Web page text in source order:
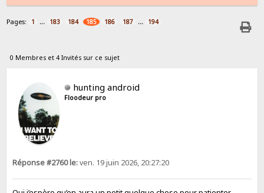
Pages: 1 ... 183 184 185 186 187 ... 194
0 Membres et 4 Invités sur ce sujet
hunting android
Floodeur pro
Réponse #2760 le:ven. 19 juin 2026, 20:27:20